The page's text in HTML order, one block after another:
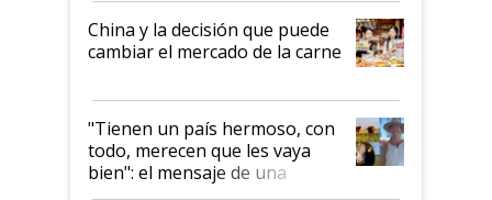
China y la decisión que puede
cambiar el mercado de la carne
"Tienen un país hermoso, con
todo, merecen que les vaya
bien": el mensaje de una
ganadera uruguaya sobre las